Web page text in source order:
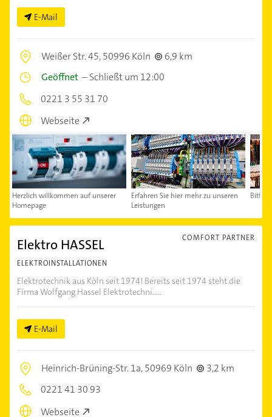
E-Mail
Weißer Str. 45,50996 Köln
6,9 km
Geöffnet –Schließt um 12:00
0221 3 55 31 70
Webseite
Herzlich willkommen auf unserer
Homepage
Erfahren Sie hier mehr zu unseren
Leistungen
Bitte
COMFORT PARTNER
Elektro HASSEL
ELEKTROINSTALLATIONEN
Elektrotechnik aus Köln seit 1974! Bereits seit 1974 steht die
Firma Wolfgang Hassel Elektrotechni.....
E-Mail
Heinrich-Brüning-Str. 1a,50969 Köln
3,2 km
0221 41 30 93
Webseite